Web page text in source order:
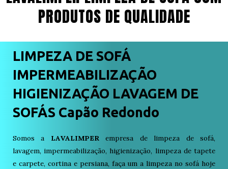
PRODUTOS DE QUALIDADE
LIMPEZA DE SOFÁ
IMPERMEABILIZAÇÃO
HIGIENIZAÇÃO LAVAGEM DE
SOFÁS Capão Redondo
Somos a LAVALIMPERempresa de limpeza de sofá,
lavagem, impermeabilização, higienização, limpeza de tapete
e carpete, cortina e persiana, faça um a limpeza no sofá hoje